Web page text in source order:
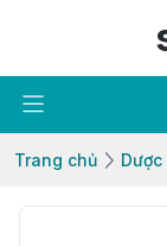
Trang chủ Dược